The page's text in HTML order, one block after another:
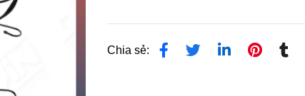
Chia sẻ: